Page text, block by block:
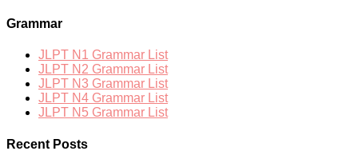
Grammar
JLPT N1 Grammar List
JLPT N2 Grammar List
JLPT N3 Grammar List
JLPT N4 Grammar List
JLPT N5 Grammar List
Recent Posts